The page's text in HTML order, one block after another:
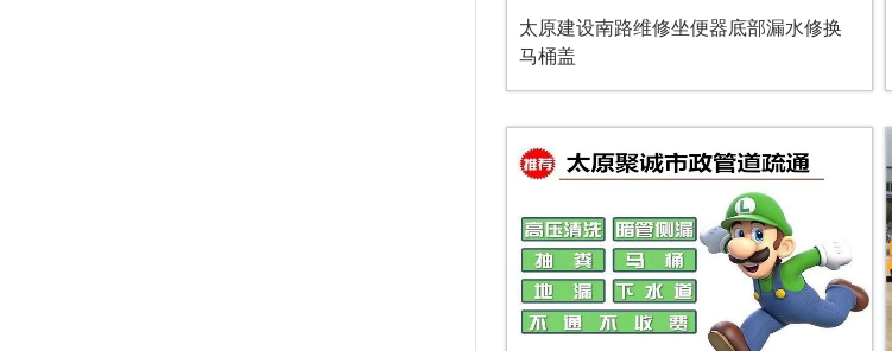
太原建设南路维修坐便器底部漏水修换
马桶盖